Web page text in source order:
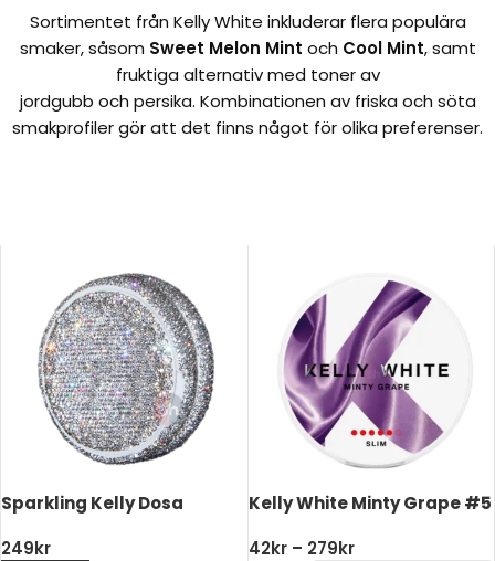
Sortimentet från Kelly White inkluderar flera populära
smaker, såsom Sweet Melon Mint och Cool Mint, samt
fruktiga alternativ med toner av
jordgubb och persika. Kombinationen av friska och söta
smakprofiler gör att det finns något för olika preferenser.
Sparkling Kelly Dosa
249kr
Kelly White Minty Grape #5
42kr – 279kr